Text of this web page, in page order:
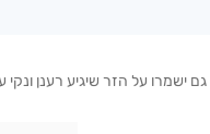
גם ישמרו על הזר שיגיע רענן